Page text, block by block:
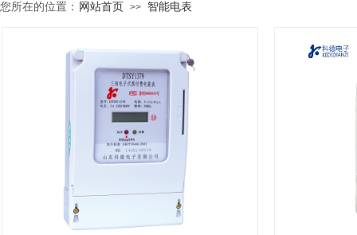
您所在的位置： 网站首页 >> 智能电表